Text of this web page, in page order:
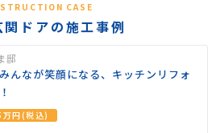
CASE
関ドアの施工事例
邸
んなが笑顔になる、キッチンリフォ
円(税込)